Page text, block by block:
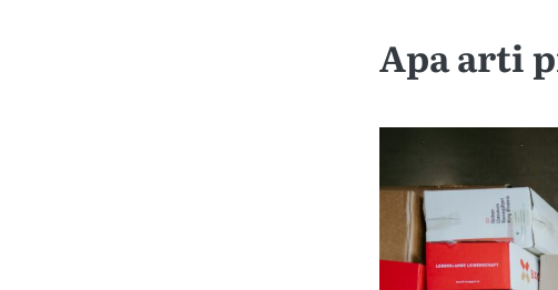
Apa arti